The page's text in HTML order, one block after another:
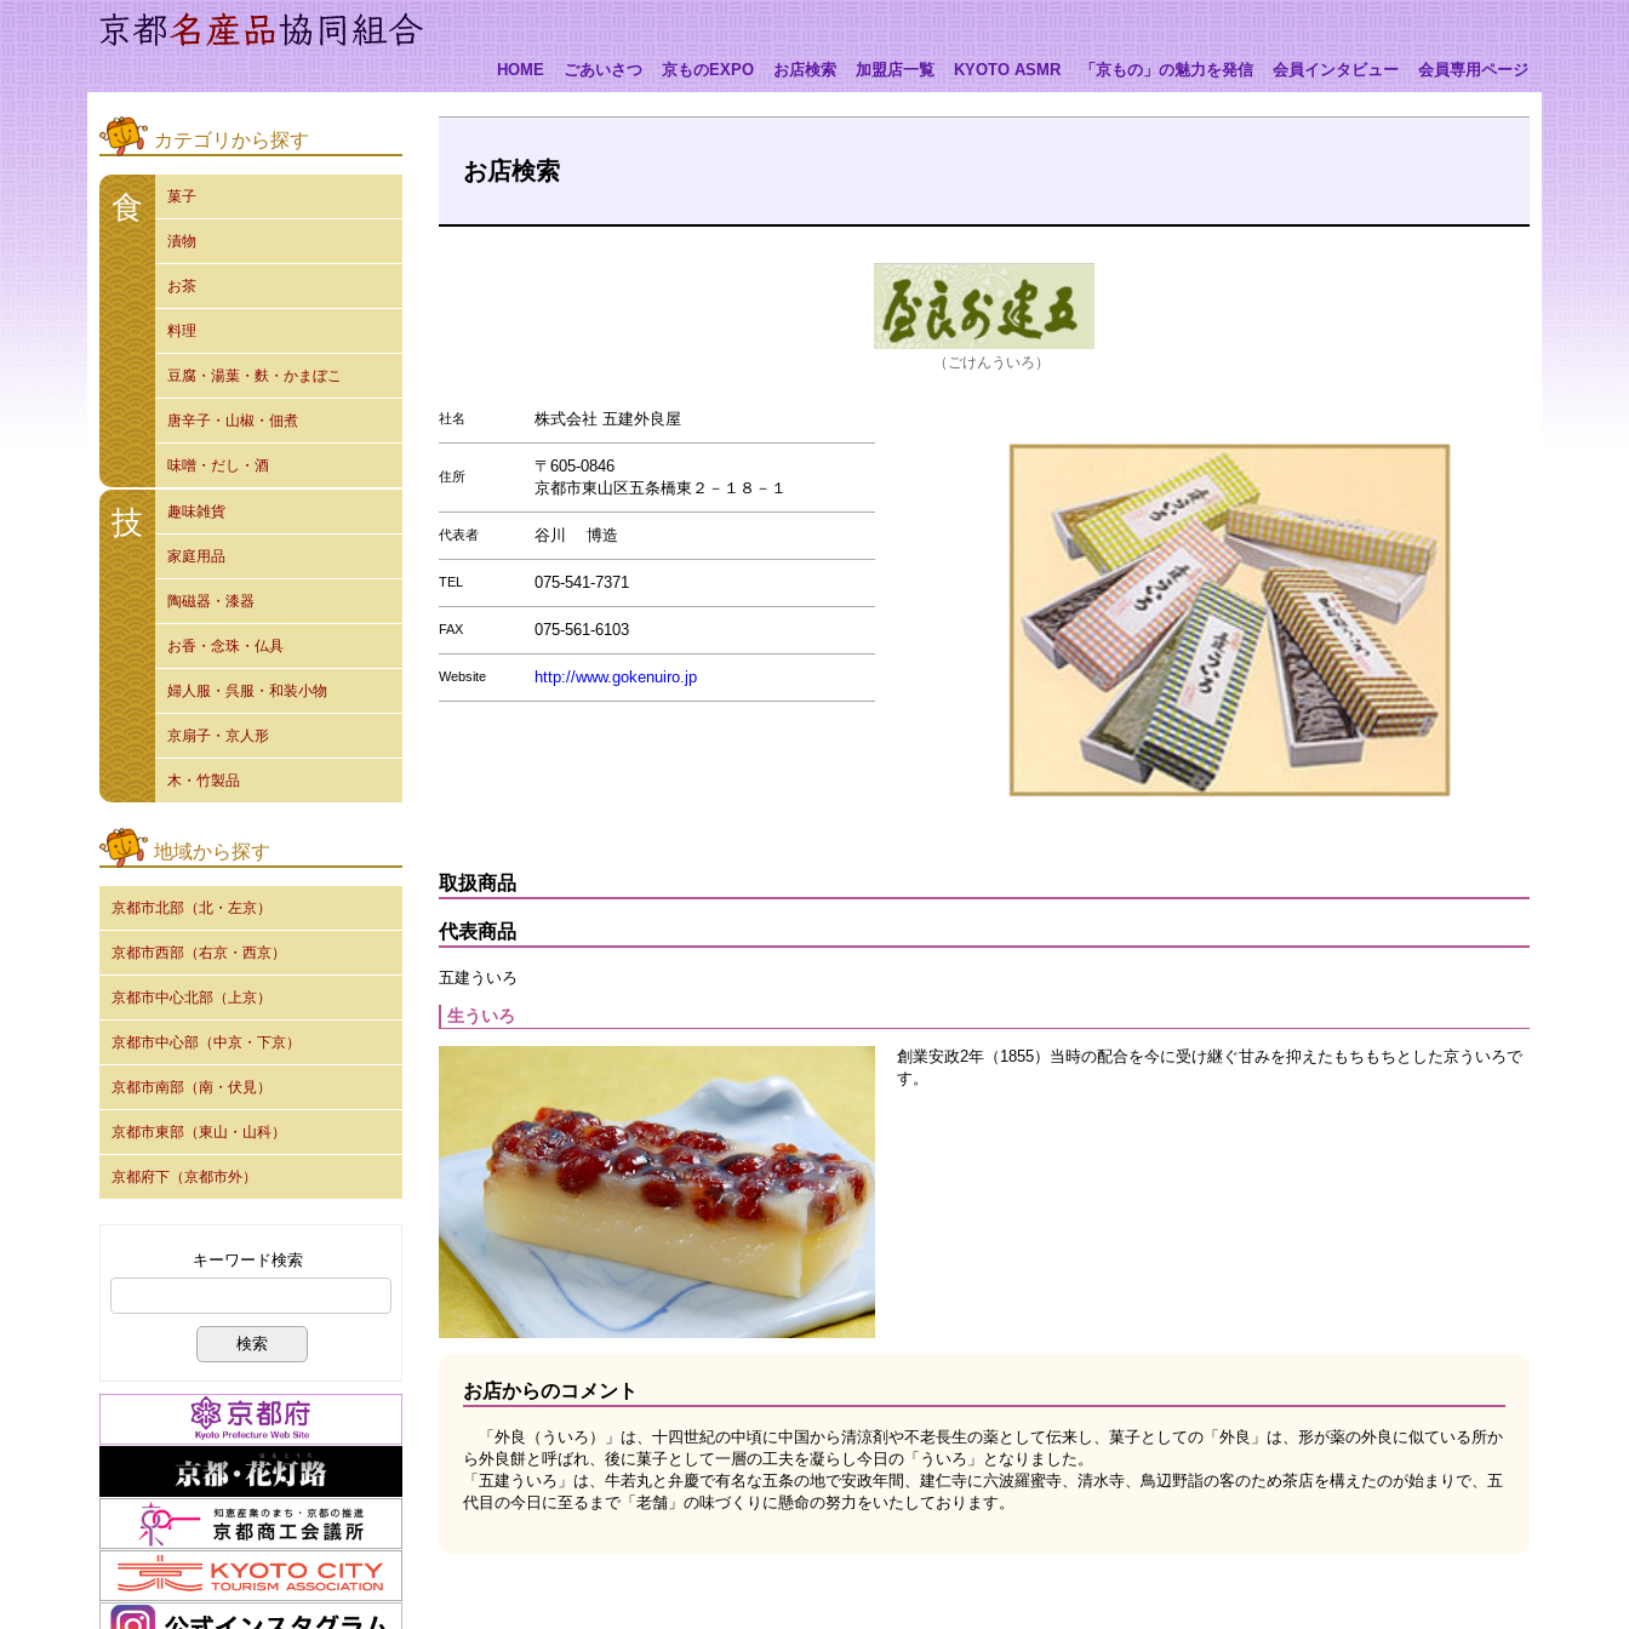
HOME ごあいさつ 京ものEXPO お店検索 加盟店一覧 KYOTO ASMR 「京もの」の魅力を発信 会員インタビュー 会員専用ページ
カテゴリから探す
食 菓子
漬物
お茶
料理
豆腐・湯葉・麩・かまぼこ
唐辛子・山椒・佃煮
味噌・だし・酒
技 趣味雑貨
家庭用品
陶磁器・漆器
お香・念珠・仏具
婦人服・呉服・和装小物
京扇子・京人形
木・竹製品
地域から探す
京都市北部（北・左京）
京都市西部（右京・西京）
京都市中心北部（上京）
京都市中心部（中京・下京）
京都市南部（南・伏見）
京都市東部（東山・山科）
京都府下（京都市外）
キーワード検索
お店検索
（ごけんういろ）
社名 株式会社 五建外良屋
住所
〒605-0846
京都市東山区五条橋東２－１８－１
代表者 谷川 博造
TEL 075-541-7371
FAX 075-561-6103
Website http://www.gokenuiro.jp
取扱商品
代表商品
五建ういろ
生ういろ
創業安政2年（1855）当時の配合を今に受け継ぐ甘みを抑えたもちもちとした京ういろで
す。
お店からのコメント
「外良（ういろ）」は、十四世紀の中頃に中国から清涼剤や不老長生の薬として伝来し、菓子としての「外良」は、形が薬の外良に似ている所か
ら外良餅と呼ばれ、後に菓子として一層の工夫を凝らし今日の「ういろ」となりました。
「五建ういろ」は、牛若丸と弁慶で有名な五条の地で安政年間、建仁寺に六波羅蜜寺、清水寺、鳥辺野詣の客のため茶店を構えたのが始まりで、五
代目の今日に至るまで「老舗」の味づくりに懸命の努力をいたしております。